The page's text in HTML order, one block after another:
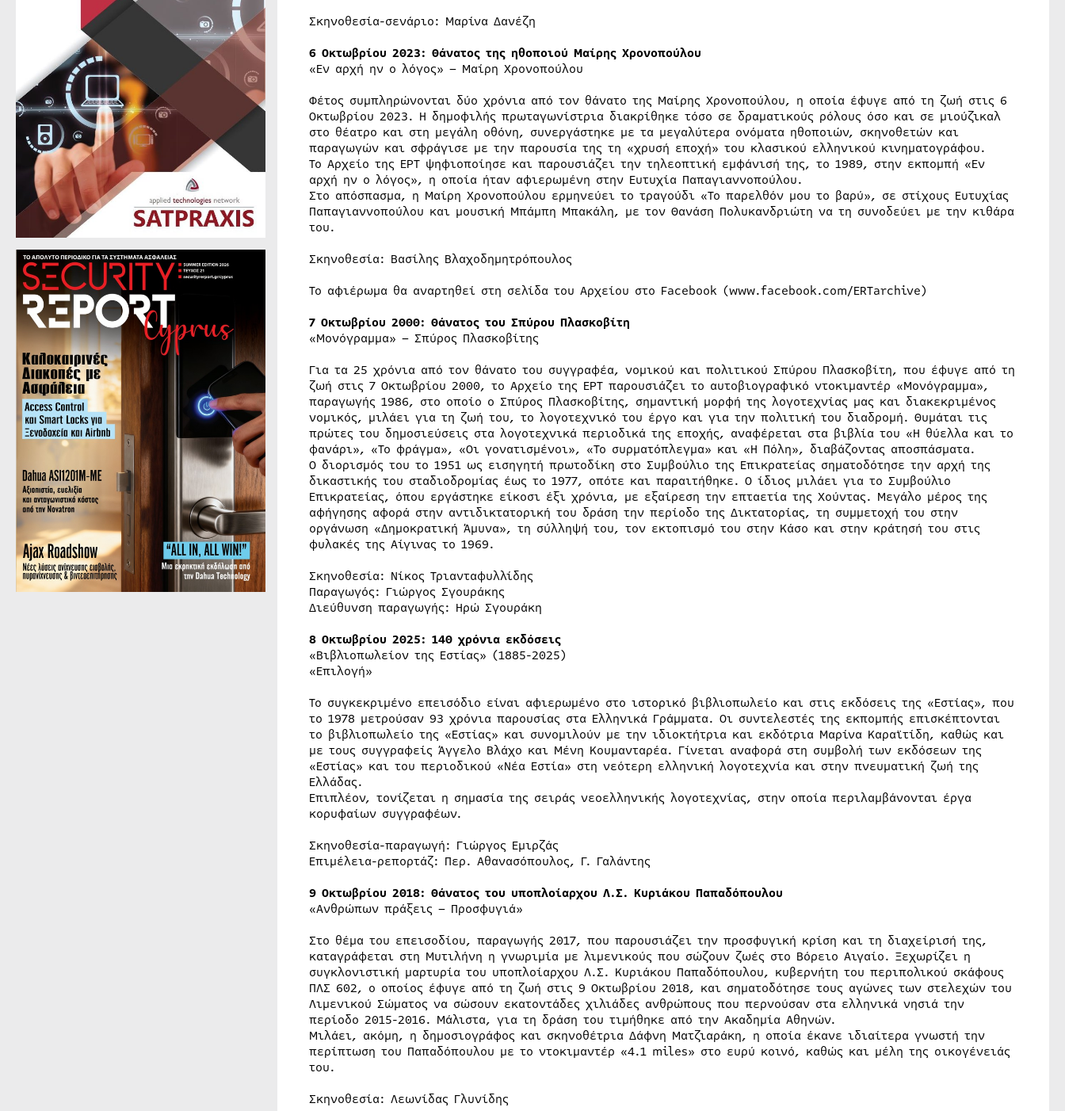
Σκηνοθεσία-σενάριο: Μαρίνα Δανέζη
6 Οκτωβρίου 2023: Θάνατος της ηθοποιού Μαίρης Χρονοπούλου
«Εν αρχή ην ο λόγος» – Μαίρη Χρονοπούλου
Φέτος συμπληρώνονται δύο χρόνια από τον θάνατο της Μαίρης Χρονοπούλου, η οποία έφυγε από τη ζωή στις 6
Οκτωβρίου 2023. Η δημοφιλής πρωταγωνίστρια διακρίθηκε τόσο σε δραματικούς ρόλους όσο και σε μιούζικαλ
στο θέατρο και στη μεγάλη οθόνη, συνεργάστηκε με τα μεγαλύτερα ονόματα ηθοποιών, σκηνοθετών και
παραγωγών και σφράγισε με την παρουσία της τη «χρυσή εποχή» του κλασικού ελληνικού κινηματογράφου.
Το Αρχείο της ΕΡΤ ψηφιοποίησε και παρουσιάζει την τηλεοπτική εμφάνισή της, το 1989, στην εκπομπή «Εν
αρχή ην ο λόγος», η οποία ήταν αφιερωμένη στην Ευτυχία Παπαγιαννοπούλου.
Στο απόσπασμα, η Μαίρη Χρονοπούλου ερμηνεύει το τραγούδι «Το παρελθόν μου το βαρύ», σε στίχους Ευτυχίας
Παπαγιαννοπούλου και μουσική Μπάμπη Μπακάλη, με τον Θανάση Πολυκανδριώτη να τη συνοδεύει με την κιθάρα
του.
Σκηνοθεσία: Βασίλης Βλαχοδημητρόπουλος
Το αφιέρωμα θα αναρτηθεί στη σελίδα του Αρχείου στο Facebook (www.facebook.com/ERTarchive)
7 Οκτωβρίου 2000: Θάνατος του Σπύρου Πλασκοβίτη
«Μονόγραμμα» – Σπύρος Πλασκοβίτης
Για τα 25 χρόνια από τον θάνατο του συγγραφέα, νομικού και πολιτικού Σπύρου Πλασκοβίτη, που έφυγε από τη
ζωή στις 7 Οκτωβρίου 2000, το Αρχείο της ΕΡΤ παρουσιάζει το αυτοβιογραφικό ντοκιμαντέρ «Μονόγραμμα»,
παραγωγής 1986, στο οποίο ο Σπύρος Πλασκοβίτης, σημαντική μορφή της λογοτεχνίας μας και διακεκριμένος
νομικός, μιλάει για τη ζωή του, το λογοτεχνικό του έργο και για την πολιτική του διαδρομή. Θυμάται τις
πρώτες του δημοσιεύσεις στα λογοτεχνικά περιοδικά της εποχής, αναφέρεται στα βιβλία του «Η θύελλα και το
φανάρι», «Το φράγμα», «Οι γονατισμένοι», «Το συρματόπλεγμα» και «Η Πόλη», διαβάζοντας αποσπάσματα.
Ο διορισμός του το 1951 ως εισηγητή πρωτοδίκη στο Συμβούλιο της Επικρατείας σηματοδότησε την αρχή της
δικαστικής του σταδιοδρομίας έως το 1977, οπότε και παραιτήθηκε. Ο ίδιος μιλάει για το Συμβούλιο
Επικρατείας, όπου εργάστηκε είκοσι έξι χρόνια, με εξαίρεση την επταετία της Χούντας. Μεγάλο μέρος της
αφήγησης αφορά στην αντιδικτατορική του δράση την περίοδο της Δικτατορίας, τη συμμετοχή του στην
οργάνωση «Δημοκρατική Άμυνα», τη σύλληψή του, τον εκτοπισμό του στην Κάσο και στην κράτησή του στις
φυλακές της Αίγινας το 1969.
Σκηνοθεσία: Νίκος Τριανταφυλλίδης
Παραγωγός: Γιώργος Σγουράκης
Διεύθυνση παραγωγής: Ηρώ Σγουράκη
8 Οκτωβρίου 2025: 140 χρόνια εκδόσεις
«Βιβλιοπωλείον της Εστίας» (1885-2025)
«Επιλογή»
Το συγκεκριμένο επεισόδιο είναι αφιερωμένο στο ιστορικό βιβλιοπωλείο και στις εκδόσεις της «Εστίας», που
το 1978 μετρούσαν 93 χρόνια παρουσίας στα Ελληνικά Γράμματα. Οι συντελεστές της εκπομπής επισκέπτονται
το βιβλιοπωλείο της «Εστίας» και συνομιλούν με την ιδιοκτήτρια και εκδότρια Μαρίνα Καραϊτίδη, καθώς και
με τους συγγραφείς Άγγελο Βλάχο και Μένη Κουμανταρέα. Γίνεται αναφορά στη συμβολή των εκδόσεων της
«Εστίας» και του περιοδικού «Νέα Εστία» στη νεότερη ελληνική λογοτεχνία και στην πνευματική ζωή της
Ελλάδας.
Επιπλέον, τονίζεται η σημασία της σειράς νεοελληνικής λογοτεχνίας, στην οποία περιλαμβάνονται έργα
κορυφαίων συγγραφέων.
Σκηνοθεσία-παραγωγή: Γιώργος Εμιρζάς
Επιμέλεια-ρεπορτάζ: Περ. Αθανασόπουλος, Γ. Γαλάντης
9 Οκτωβρίου 2018: Θάνατος του υποπλοίαρχου Λ.Σ. Κυριάκου Παπαδόπουλου
«Ανθρώπων πράξεις – Προσφυγιά»
Στο θέμα του επεισοδίου, παραγωγής 2017, που παρουσιάζει την προσφυγική κρίση και τη διαχείρισή της,
καταγράφεται στη Μυτιλήνη η γνωριμία με λιμενικούς που σώζουν ζωές στο Βόρειο Αιγαίο. Ξεχωρίζει η
συγκλονιστική μαρτυρία του υποπλοίαρχου Λ.Σ. Κυριάκου Παπαδόπουλου, κυβερνήτη του περιπολικού σκάφους
ΠΛΣ 602, ο οποίος έφυγε από τη ζωή στις 9 Οκτωβρίου 2018, και σηματοδότησε τους αγώνες των στελεχών του
Λιμενικού Σώματος να σώσουν εκατοντάδες χιλιάδες ανθρώπους που περνούσαν στα ελληνικά νησιά την
περίοδο 2015-2016. Μάλιστα, για τη δράση του τιμήθηκε από την Ακαδημία Αθηνών.
Μιλάει, ακόμη, η δημοσιογράφος και σκηνοθέτρια Δάφνη Ματζιαράκη, η οποία έκανε ιδιαίτερα γνωστή την
περίπτωση του Παπαδόπουλου με το ντοκιμαντέρ «4.1 miles» στο ευρύ κοινό, καθώς και μέλη της οικογένειάς
του.
Σκηνοθεσία: Λεωνίδας Γλυνίδης